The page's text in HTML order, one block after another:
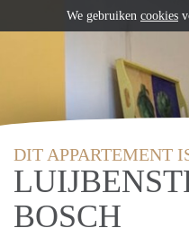
DIT APPARTEMENT
BOSCH
We gebruiken cookies